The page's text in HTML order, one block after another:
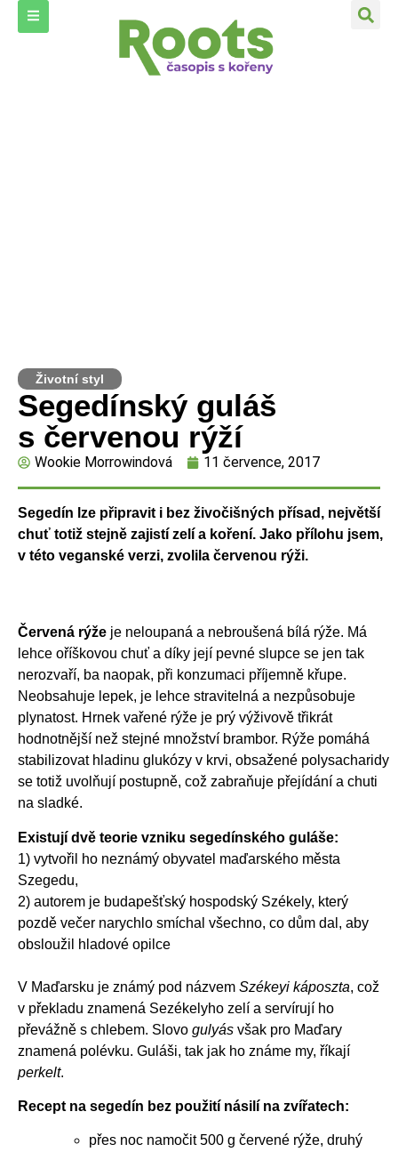
Životní styl
Segedínský guláš
s červenou rýží
Wookie Morrowindová 11 července, 2017
Segedín lze připravit i bez živočišných přísad, největší
chuť totiž stejně zajistí zelí a koření. Jako přílohu jsem,
v této veganské verzi, zvolila červenou rýži.
Červená rýže je neloupaná a nebroušená bílá rýže. Má
lehce oříškovou chuť a díky její pevné slupce se jen tak
nerozvaří, ba naopak, při konzumaci příjemně křupe.
Neobsahuje lepek, je lehce stravitelná a nezpůsobuje
plynatost. Hrnek vařené rýže je prý výživově třikrát
hodnotnější než stejné množství brambor. Rýže pomáhá
stabilizovat hladinu glukózy v krvi, obsažené polysacharidy
se totiž uvolňují postupně, což zabraňuje přejídání a chuti
na sladké.
Existují dvě teorie vzniku segedínského guláše:
1) vytvořil ho neznámý obyvatel maďarského města
Szegedu,
2) autorem je budapešťský hospodský Székely, který
pozdě večer narychlo smíchal všechno, co dům dal, aby
obsloužil hladové opilce
V Maďarsku je známý pod názvem Székeyi káposzta, což
v překladu znamená Sezékelyho zelí a servírují ho
převážně s chlebem. Slovo gulyás však pro Maďary
znamená polévku. Guláši, tak jak ho známe my, říkají
perkelt.
Recept na segedín bez použití násilí na zvířatech:
přes noc namočit 500 g červené rýže, druhý